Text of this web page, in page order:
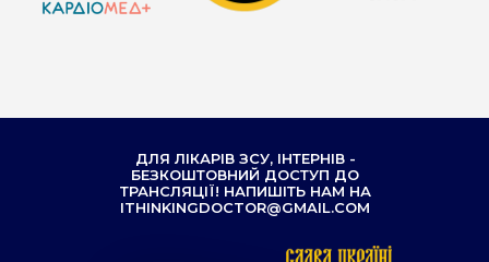
ДЛЯ ЛІКАРІВ ЗСУ, ІНТЕРНІВ -
БЕЗКОШТОВНИЙ ДОСТУП ДО
ТРАНСЛЯЦІЇ! НАПИШІТЬ НАМ НА
ITHINKINGDOCTOR@GMAIL.COM